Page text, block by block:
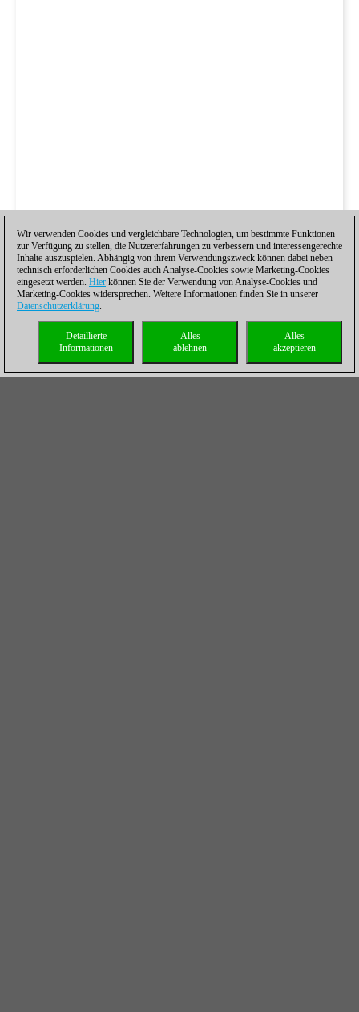
Wir verwenden Cookies und vergleichbare Technologien, um bestimmte Funktionen
zur Verfügung zu stellen, die Nutzererfahrungen zu verbessern und interessengerechte
Inhalte auszuspielen. Abhängig von ihrem Verwendungszweck können dabei neben
technisch erforderlichen Cookies auch Analyse-Cookies sowie Marketing-Cookies
eingesetzt werden. Hier können Sie der Verwendung von Analyse-Cookies und
Marketing-Cookies widersprechen. Weitere Informationen finden Sie in unserer
Datenschutzerklärung.
Alles
akzeptieren
Alles
ablehnen
Detaillierte
Informationen